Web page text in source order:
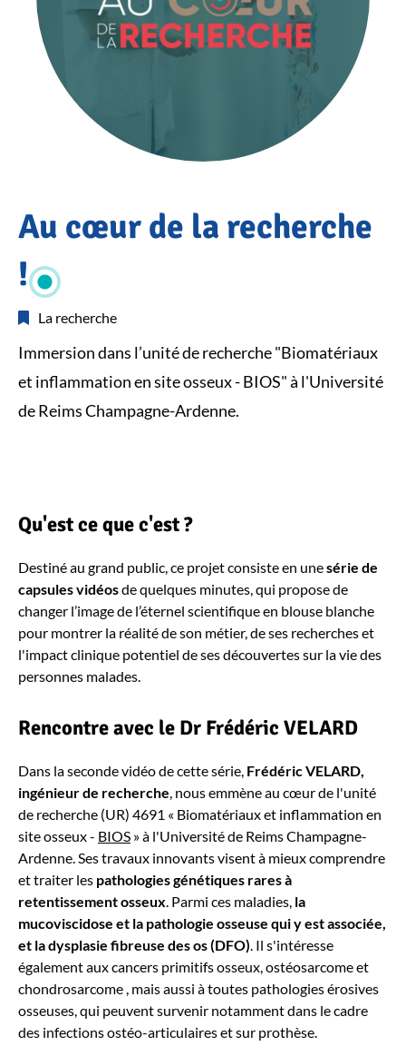
ACTUALITÉS
Actualités
Au cœur
de la
recherche
!
Au cœur de la recherche
!
La recherche
Immersion dans l’unité de recherche "Biomatériaux
et inflammation en site osseux - BIOS" à l'Université
de Reims Champagne-Ardenne.
Qu'est ce que c'est ?
Destiné au grand public, ce projet consiste en unesérie de
capsules vidéosde quelques minutes, qui propose de
changer l’image de l’éternel scientifique en blouse blanche
pour montrer la réalité de son métier, de ses recherches et
l'impact clinique potentiel de ses découvertes sur la vie des
personnes malades.
Rencontre avec le Dr Frédéric VELARD
Dans la seconde vidéo de cette série, Frédéric VELARD,
ingénieur de recherche, nousemmène au cœur de l'unité
de recherche (UR) 4691 « Biomatériaux et inflammation en
site osseux - BIOS »à l'Université de Reims Champagne-
Ardenne. Ses travaux innovants visent à mieux comprendre
et traiter les pathologies génétiques rares à
retentissement osseux. Parmi ces maladies, la
mucoviscidose et la pathologie osseuse qui y est associée,
et la dysplasie fibreuse des os (DFO). Il s'intéresse
également aux cancers primitifs osseux, ostéosarcome et
chondrosarcome , mais aussi à toutes pathologies érosives
osseuses, qui peuvent survenir notamment dans le cadre
des infections ostéo-articulaires et sur prothèse.